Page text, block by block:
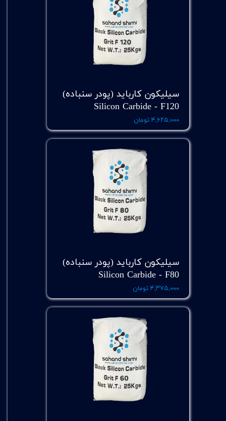
سیلیکون کارباید (پودر سنباده)
Silicon Carbide - F120
۴,۶۲۵,۰۰۰ تومان
سیلیکون کارباید (پودر سنباده)
Silicon Carbide - F80
۴,۳۷۵,۰۰۰ تومان